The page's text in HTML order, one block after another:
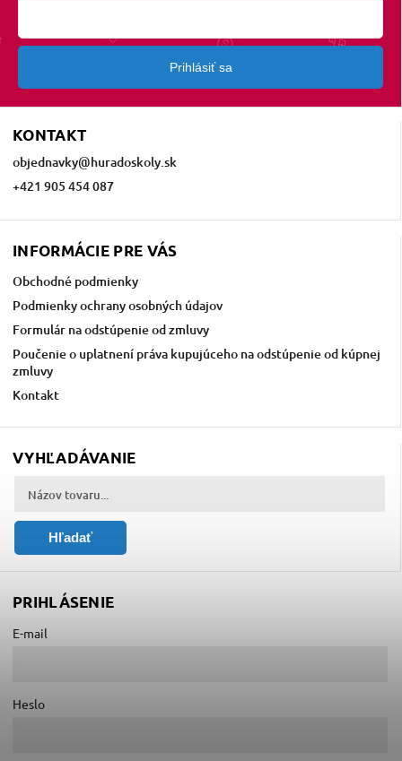
KONTAKT
objednavky@huradoskoly.sk
+421 905 454 087
INFORMÁCIE PRE VÁS
Obchodné podmienky
Podmienky ochrany osobných údajov
Formulár na odstúpenie od zmluvy
Poučenie o uplatnení práva kupujúceho na odstúpenie od kúpnej
zmluvy
Kontakt
Prihlásiť sa
VYHĽADÁVANIE
Hľadať
PRIHLÁSENIE
E-mail
Heslo